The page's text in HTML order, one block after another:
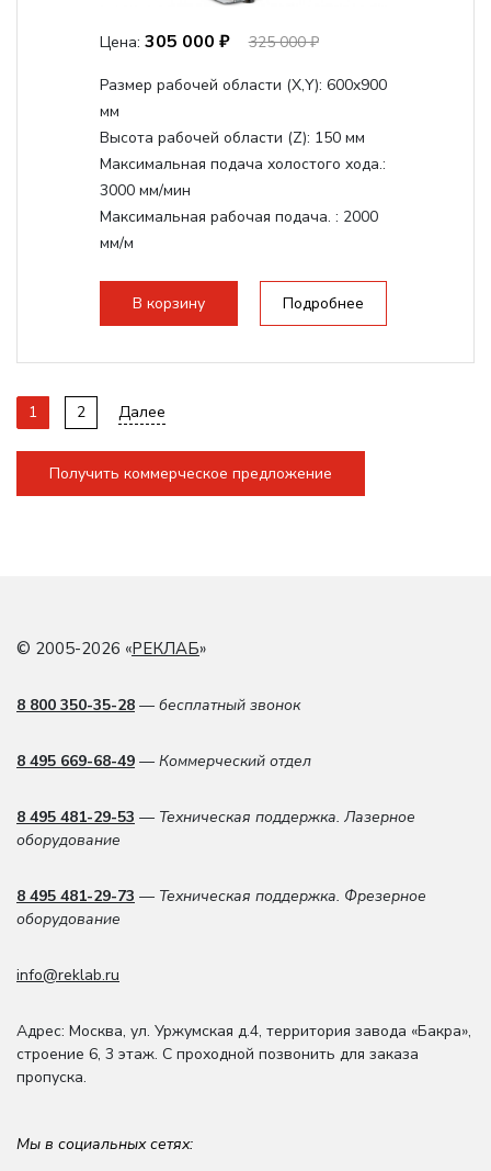
Цена: 305 000 ₽ 325 000 ₽
Размер рабочей области (Х,Y): 600x900
мм
Высота рабочей области (Z): 150 мм
Максимальная подача холостого хода.:
3000 мм/мин
Максимальная рабочая подача. : 2000
мм/м
стандартно:Т-слот
Цанговый патрон:ER20
В корзину Подробнее
1 2 Далее
Получить коммерческое предложение
© 2005-2026 «РЕКЛАБ»
8 800 350-35-28 — бесплатный звонок
8 495 669-68-49 — Коммерческий отдел
8 495 481-29-53 — Техническая поддержка. Лазерное
оборудование
8 495 481-29-73 — Техническая поддержка. Фрезерное
оборудование
info@reklab.ru
Адрес: Москва, ул. Уржумская д.4, территория завода «Бакра»,
строение 6, 3 этаж. С проходной позвонить для заказа
пропуска.
Мы в социальных сетях: